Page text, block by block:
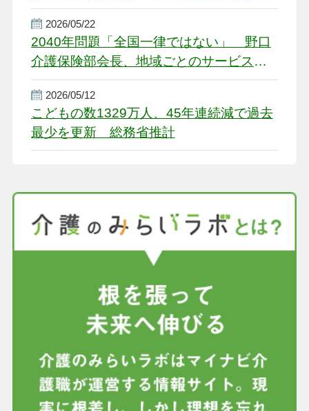
2026/05/22
2040年問題「全国一律ではない」 野口
介護保険部会長、地域ごとのサービス基
盤整備を促す
2026/05/12
こどもの数1329万人、45年連続減で過去
最少を更新 総務省推計